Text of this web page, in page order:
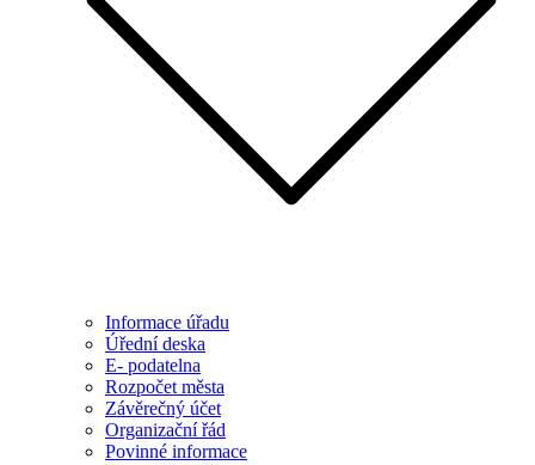
Informace úřadu
Úřední deska
E- podatelna
Rozpočet města
Závěrečný účet
Organizační řád
Povinné informace